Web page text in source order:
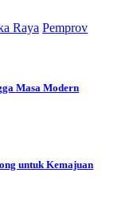
Raya Pemprov
Masa Modern
untuk Kemajuan